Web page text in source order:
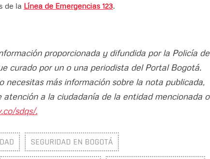
de la Línea de Emergencias 123.
proporcionada y difundida por la Policía de
curado por un o una periodista del Portal Bogotá.
necesitas más información sobre la nota publicada,
atención a la ciudadanía de la entidad mencionada o
sdqs/.
SEGURIDAD EN BOGOTÁ